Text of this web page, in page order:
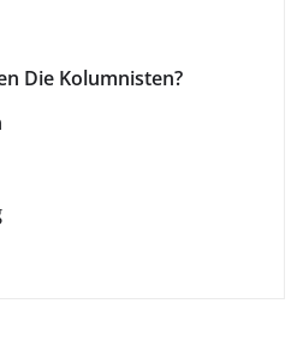
Die Kolumnisten?